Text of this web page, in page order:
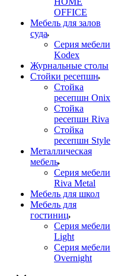
OFFICE
Мебель для залов
суда
Серия мебели
Kodex
Журнальные столы
Стойки ресепшн
Стойка
ресепшн Onix
Стойка
ресепшн Riva
Стойка
ресепшн Style
Металлическая
мебель
Серия мебели
Riva Metal
Мебель для школ
Мебель для
гостиниц
Серия мебели
Light
Серия мебели
Overnight